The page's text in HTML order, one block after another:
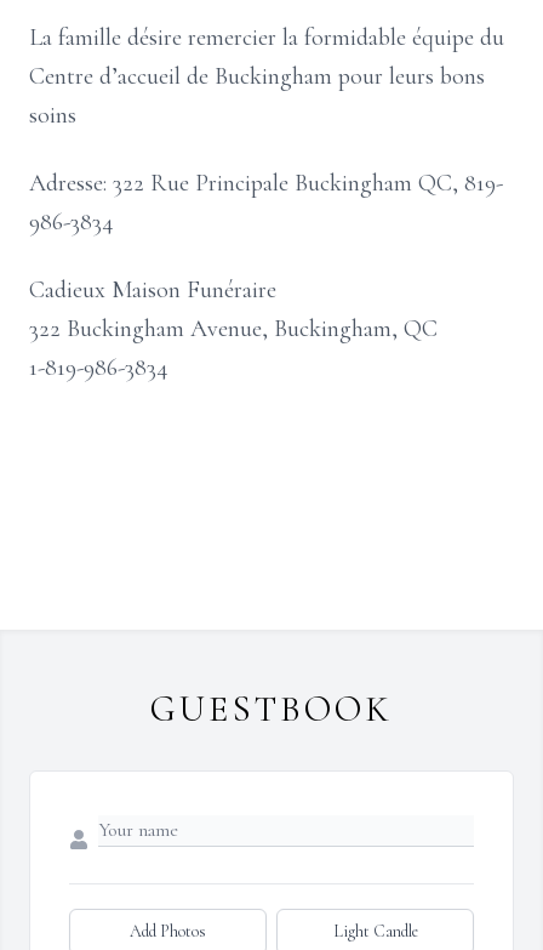
La famille désire remercier la formidable équipe du
Centre d’accueil de Buckingham pour leurs bons
soins
Adresse: 322 Rue Principale Buckingham QC, 819-
986-3834
Cadieux Maison Funéraire
322 Buckingham Avenue, Buckingham, QC
1-819-986-3834
GUESTBOOK
Add Photos Light Candle